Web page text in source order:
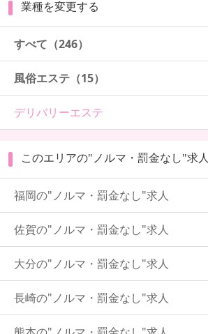
業種を変更する
すべて（246）
風俗エステ（15）
デリバリーエステ
このエリアの"ノルマ・罰金なし"求人
福岡の"ノルマ・罰金なし"求人
佐賀の"ノルマ・罰金なし"求人
大分の"ノルマ・罰金なし"求人
長崎の"ノルマ・罰金なし"求人